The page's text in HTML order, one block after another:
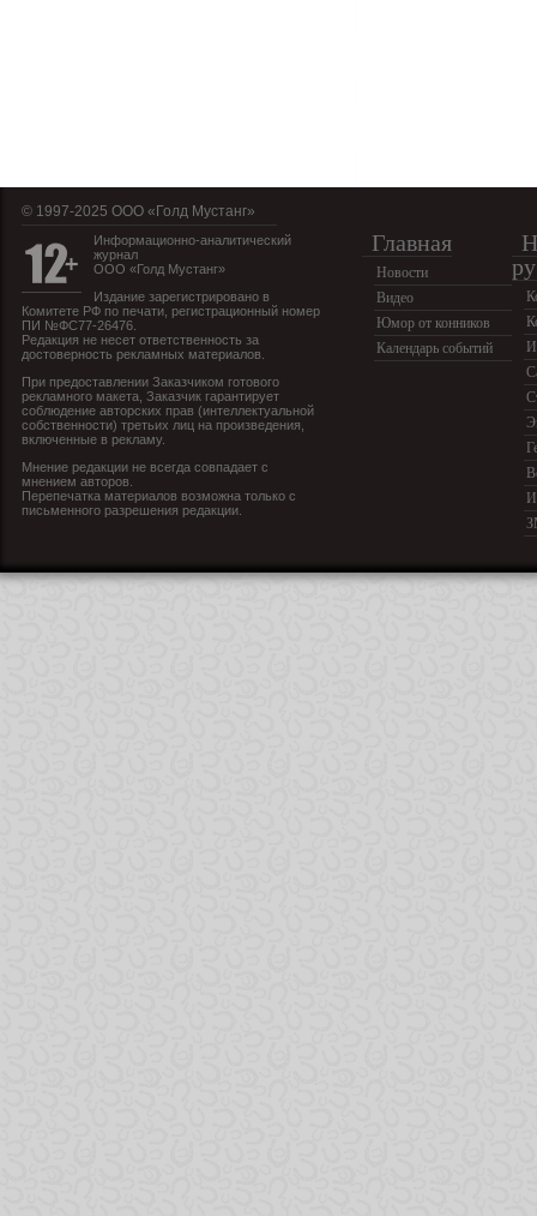
© 1997-2025 OOO «Голд Мустанг»
Информационно-аналитический
журнал
ООО «Голд Мустанг»
Издание зарегистрировано в
Комитете РФ по печати, регистрационный номер
ПИ №ФС77-26476.
Редакция не несет ответственность за
достоверность рекламных материалов.
При предоставлении Заказчиком готового
рекламного макета, Заказчик гарантирует
соблюдение авторских прав (интеллектуальной
собственности) третьих лиц на произведения,
включенные в рекламу.
Мнение редакции не всегда совпадает с
мнением авторов.
Перепечатка материалов возможна только с
письменного разрешения редакции.
Главная
Новости
Видео
Юмор от конников
Календарь событий